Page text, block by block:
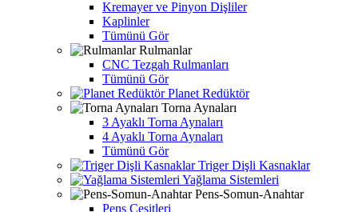
Kremayer ve Pinyon Dişliler
Kaplinler
Tümünü Gör
Rulmanlar
CNC Tezgah Rulmanları
Tümünü Gör
Planet Redüktör
Torna Aynaları
3 Ayaklı Torna Aynaları
4 Ayaklı Torna Aynaları
Tümünü Gör
Triger Dişli Kasnaklar
Yağlama Sistemleri
Pens-Somun-Anahtar
Pens Çeşitleri